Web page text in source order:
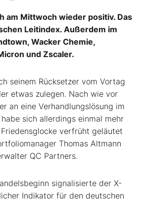
am Mittwoch wieder positiv. Das
Leitindex. Außerdem im
Wacker Chemie,
und Zscaler.
seinem Rücksetzer vom Vortag
etwas zulegen. Nach wie vor
an eine Verhandlungslösung im
sich allerdings einmal mehr
verfrüht geläutet
Thomas Altmann
QC Partners.
signalisierte der X-
Indikator für den deutschen